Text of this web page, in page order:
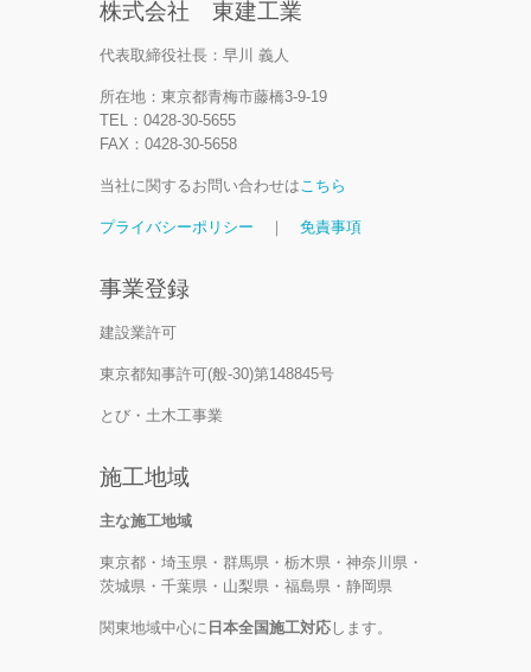
株式会社 東建工業
代表取締役社長：早川 義人
所在地：東京都青梅市藤橋3-9-19
TEL：0428-30-5655
FAX：0428-30-5658
当社に関するお問い合わせはこちら
プライバシーポリシー ｜ 免責事項
事業登録
建設業許可
東京都知事許可(般-30)第148845号
とび・土木工事業
施工地域
主な施工地域
東京都・埼玉県・群馬県・栃木県・神奈川県・
茨城県・千葉県・山梨県・福島県・静岡県
関東地域中心に 日本全国施工対応 します。